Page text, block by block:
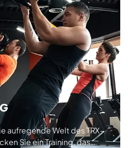
aufregende Welt des TRX-
Sie ein Training, das